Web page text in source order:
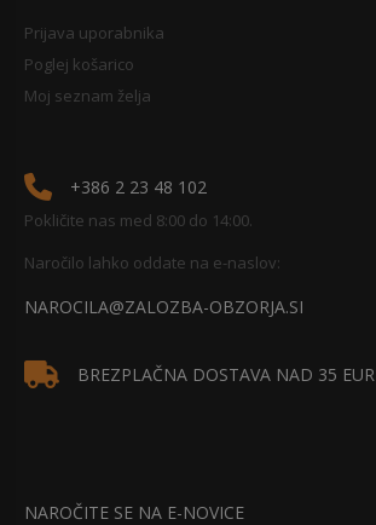
Prijava uporabnika
Poglej košarico
Moj seznam želja
+386 2 23 48 102
Pokličite nas med 8:00 do 14:00.
Naročilo lahko oddate na e-naslov:
NAROCILA@ZALOZBA-OBZORJA.SI
BREZPLAČNA DOSTAVA NAD 35 EUR
NAROČITE SE NA E-NOVICE